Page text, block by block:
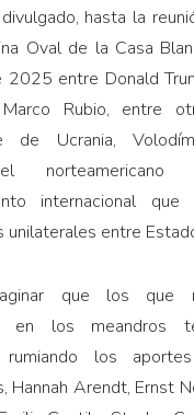
hasta la
Oval de la Casa
entre Donald
Rubio, entre
de Ucrania,
internacional
unilaterales entre
que los que
en los meandros
rumiando los
Hannah Arendt, Ernst